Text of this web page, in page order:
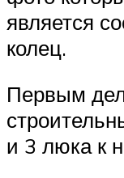
является
колец.
Первым
и 3 люка к